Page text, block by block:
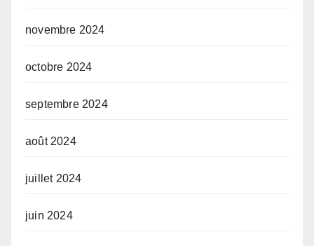
novembre 2024
octobre 2024
septembre 2024
août 2024
juillet 2024
juin 2024